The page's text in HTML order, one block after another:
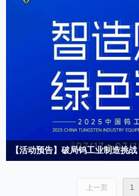
为《挤出式增材制造技术与粉末冶金
上一页 1